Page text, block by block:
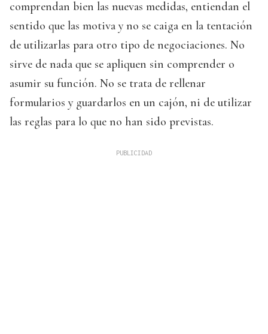
comprendan bien las nuevas medidas, entiendan el
sentido que las motiva y no se caiga en la tentación
de utilizarlas para otro tipo de negociaciones. No
sirve de nada que se apliquen sin comprender o
asumir su función. No se trata de rellenar
formularios y guardarlos en un cajón, ni de utilizar
las reglas para lo que no han sido previstas.